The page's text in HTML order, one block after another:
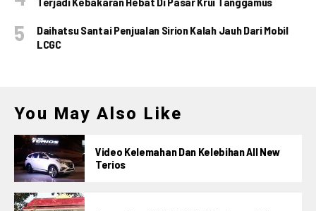
Daihatsu Santai Penjualan Sirion Kalah Jauh Dari Mobil
LCGC
You May Also Like
Video Kelemahan Dan Kelebihan All New
Terios